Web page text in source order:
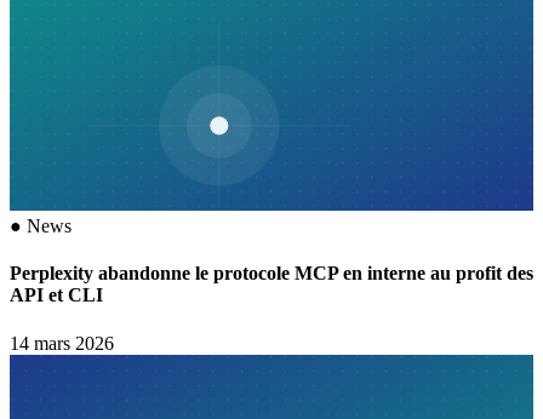
● News
Perplexity abandonne le protocole MCP en interne au profit des
API et CLI
14 mars 2026